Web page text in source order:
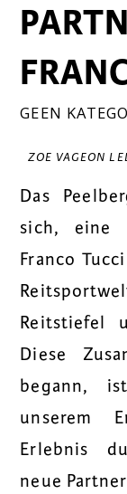
GEEN
ZOE VAGEON
Das
sich, eine
Franco
Reitstiefel
Diese
begann,
unserem
Erlebnis
neue